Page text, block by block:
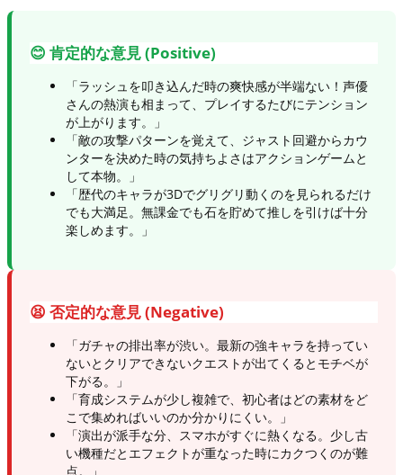
😊 肯定的な意見 (Positive)
「ラッシュを叩き込んだ時の爽快感が半端ない！声優
さんの熱演も相まって、プレイするたびにテンション
が上がります。」
「敵の攻撃パターンを覚えて、ジャスト回避からカウ
ンターを決めた時の気持ちよさはアクションゲームと
して本物。」
「歴代のキャラが3Dでグリグリ動くのを見られるだけ
でも大満足。無課金でも石を貯めて推しを引けば十分
楽しめます。」
😫 否定的な意見 (Negative)
「ガチャの排出率が渋い。最新の強キャラを持ってい
ないとクリアできないクエストが出てくるとモチベが
下がる。」
「育成システムが少し複雑で、初心者はどの素材をど
こで集めればいいのか分かりにくい。」
「演出が派手な分、スマホがすぐに熱くなる。少し古
い機種だとエフェクトが重なった時にカクつくのが難
点。」